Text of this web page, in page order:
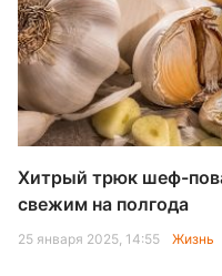
Хитрый трюк шеф-
свежим на полгода
25 января 2025, 14:55 Жизнь